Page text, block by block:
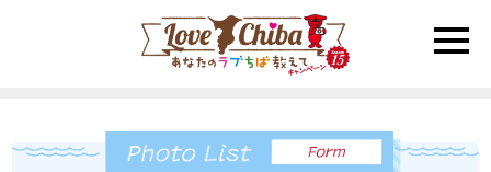
toggle